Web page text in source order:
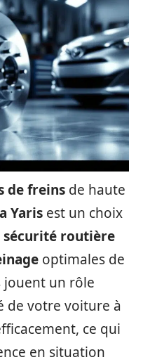
de freins de haute
Yaris est un choix
sécurité routière
optimales de
jouent un rôle
de votre voiture à
ce qui
en situation